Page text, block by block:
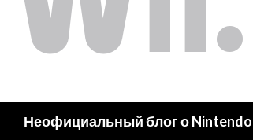
Неофициальный блог о Nintendo